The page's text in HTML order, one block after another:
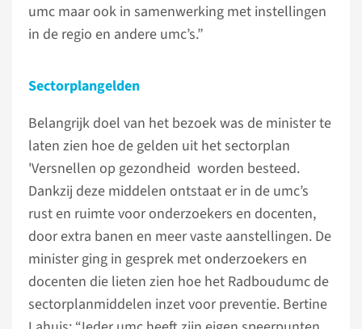
umc maar ook in samenwerking met instellingen
in de regio en andere umc’s.”
Sectorplangelden
Belangrijk doel van het bezoek was de minister te
laten zien hoe de gelden uit het sectorplan
'Versnellen op gezondheid worden besteed.
Dankzij deze middelen ontstaat er in de umc’s
rust en ruimte voor onderzoekers en docenten,
door extra banen en meer vaste aanstellingen. De
minister ging in gesprek met onderzoekers en
docenten die lieten zien hoe het Radboudumc de
sectorplanmiddelen inzet voor preventie. Bertine